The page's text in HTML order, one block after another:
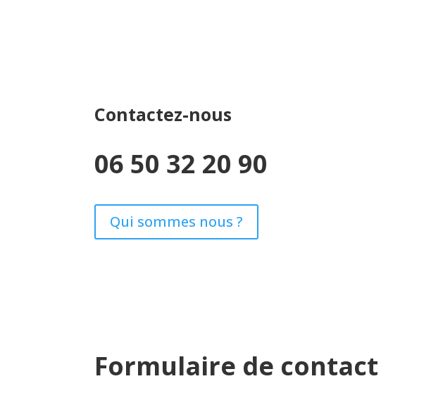
Contactez-nous
06 50 32 20 90
Qui sommes nous ?
Formulaire de contact